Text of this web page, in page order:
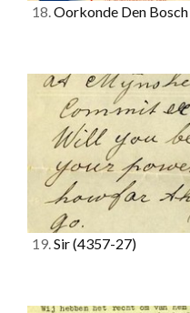
18.Oorkonde Den Bosch
19.Sir(4357-27)